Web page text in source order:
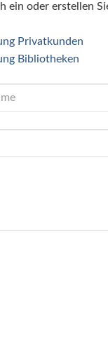
ein oder erstellen
Privatkunden
Bibliotheken